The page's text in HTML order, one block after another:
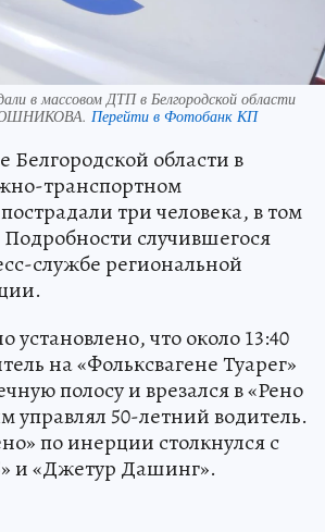
в массовом ДТП в Белгородской области
Перейти в Фотобанк КП
Белгородской области в
транспортном
три человека, в том
случившегося
службе региональной
установлено, что около 13:40
на «Фольксвагене Туарег»
полосу и врезался в «Рено
управлял 50-летний водитель.
по инерции столкнулся с
и «Джетур Дашинг».